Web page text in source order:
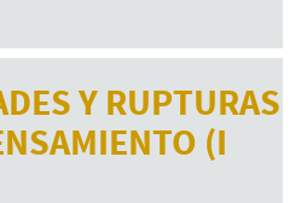
Y RUPTURAS
(I